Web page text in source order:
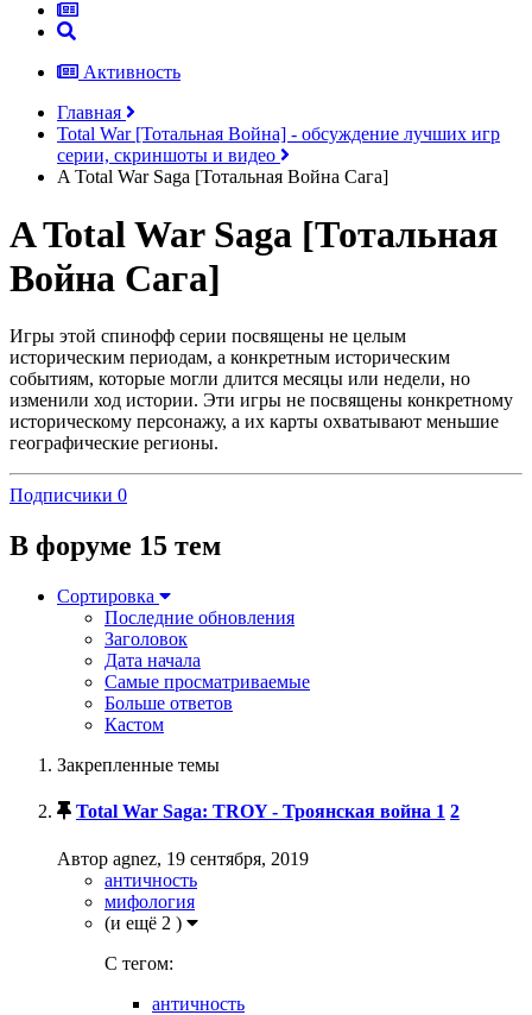
Активность
Главная
Total War [Тотальная Война] - обсуждение лучших игр
серии, скриншоты и видео
A Total War Saga [Тотальная Война Сага]
A Total War Saga [Тотальная
Война Сага]
Игры этой спинофф серии посвящены не целым
историческим периодам, а конкретным историческим
событиям, которые могли длится месяцы или недели, но
изменили ход истории. Эти игры не посвящены конкретному
историческому персонажу, а их карты охватывают меньшие
географические регионы.
Подписчики 0
В форуме 15 тем
Сортировка
Последние обновления
Заголовок
Дата начала
Самые просматриваемые
Больше ответов
Кастом
Закрепленные темы
Total War Saga: TROY - Троянская война 1 2
Автор agnez, 19 сентября, 2019
античность
мифология
(и ещё 2 )
C тегом:
античность